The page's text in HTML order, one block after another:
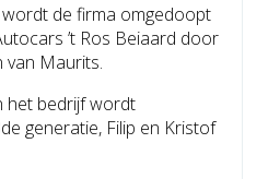
de firma omgedoopt
’t Ros Beiaard door
van Maurits.
het bedrijf wordt
generatie, Filip en Kristof